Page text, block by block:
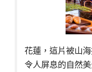
花蓮，這片被山
令人屏息的自然